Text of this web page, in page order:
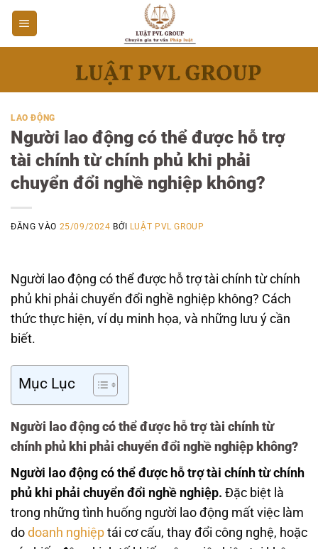
Bỏ
qua
nội
LAO ĐỘNG
Người lao động có thể được hỗ trợ
tài chính từ chính phủ khi phải
chuyển đổi nghề nghiệp không?
ĐĂNG VÀO 25/09/2024 BỞI LUẬT PVL GROUP
Người lao động có thể được hỗ trợ tài chính từ chính
phủ khi phải chuyển đổi nghề nghiệp không? Cách
thức thực hiện, ví dụ minh họa, và những lưu ý cần
biết.
Mục Lục
Người lao động có thể được hỗ trợ tài chính từ
chính phủ khi phải chuyển đổi nghề nghiệp không?
Người lao động có thể được hỗ trợ tài chính từ chính
phủ khi phải chuyển đổi nghề nghiệp. Đặc biệt là
trong những tình huống người lao động mất việc làm
do doanh nghiệp tái cơ cấu, thay đổi công nghệ, hoặc